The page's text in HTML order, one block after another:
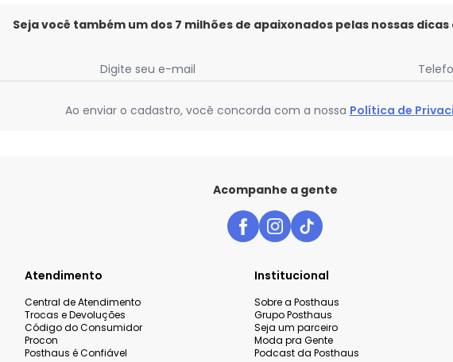
Seja você também um dos 7 milhões de apaixonados pelas nossas
Digite seu e-mail
Ao enviar o cadastro, você concorda com a nossa Política de
Acompanhe a gente
Atendimento
Central de Atendimento
Trocas e Devoluções
Código do Consumidor
Procon
Posthaus é Confiável
Institucional
Sobre a Posthaus
Grupo Posthaus
Seja um parceiro
Moda pra Gente
Podcast da Posthaus